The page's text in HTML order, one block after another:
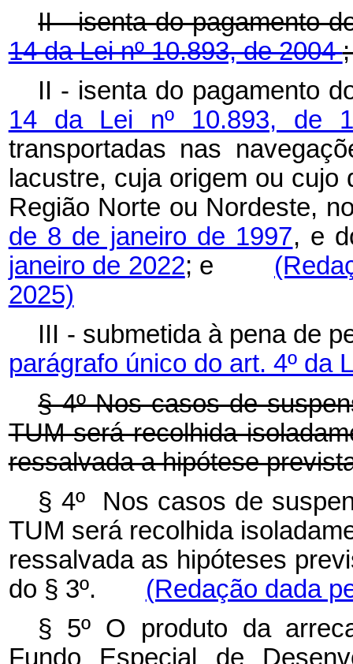
II - isenta do pagamento
14 da Lei nº 10.893, de 2004
II - isenta do pagamento
14 da Lei nº 10.893, de
transportadas nas
lacustre, cuja origem ou
Região Norte ou Nordeste,
de 8 de janeiro de 1997, e
janeiro de 2022; e
2025)
III - submetida à pena de
parágrafo único do art. 4º da
§ 4º Nos casos de
TUM será recolhida
ressalvada a hipótese
§ 4º Nos casos de
TUM será recolhida
ressalvada as hipóteses
do § 3º. (Redação dada
§ 5º O produto da
Fundo Especial de